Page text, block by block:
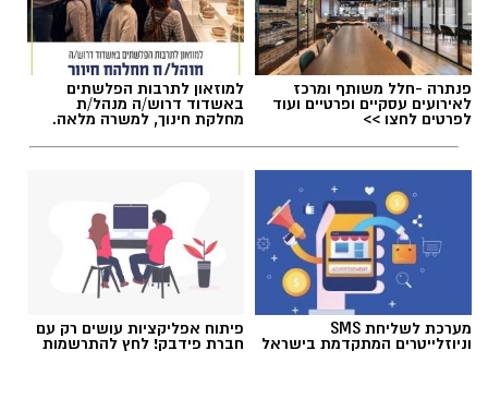
פנתרה -חלל משותף ומרכז
לאירועים עסקיים ופרטיים ועוד
לפרטים לחצו >>
למוזאון לתרבות הפלשתים
באשדוד דרוש/ה מנהל/ת
מחלקת חינוך, למשרה מלאה.
מערכת לשליחת SMS
וניוזלייטרים המתקדמת בישראל
פיתוח אפליקציות עושים רק עם
חברת פידבק! לחץ להתרשמות